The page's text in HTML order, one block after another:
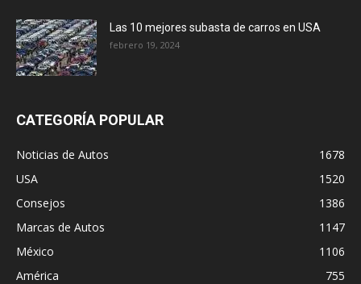
Las 10 mejores subasta de carros en USA
febrero 19, 2024
CATEGORÍA POPULAR
Noticias de Autos
1678
USA
1520
Consejos
1386
Marcas de Autos
1147
México
1106
América
755